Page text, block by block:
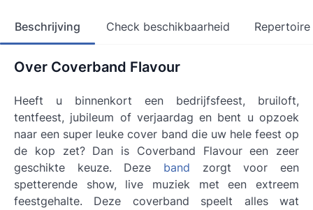
Beschrijving Check beschikbaarheid Repertoire
Over Coverband Flavour
Heeft u binnenkort een bedrijfsfeest, bruiloft,
tentfeest, jubileum of verjaardag en bent u opzoek
naar een super leuke cover band die uw hele feest op
de kop zet? Dan is Coverband Flavour een zeer
geschikte keuze. Deze band zorgt voor een
spetterende show, live muziek met een extreem
feestgehalte. Deze coverband speelt alles wat